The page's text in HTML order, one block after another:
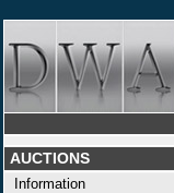
AUCTIONS
Information